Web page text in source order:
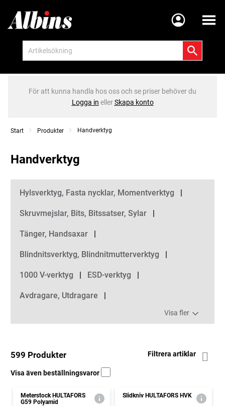
Meny
För att kunna handla hos oss och se priser behöver du
Logga in ellerSkapa konto
Start Produkter Handverktyg
Handverktyg
Kategorier
Hylsverktyg, Fasta nycklar, Momentverktyg
Skruvmejslar, Bits, Bitssatser, Sylar
Tänger, Handsaxar
Blindnitsverktyg, Blindnitmutterverktyg
1000 V-verktyg ESD-verktyg
Avdragare, Utdragare
Visa fler
599 Produkter Filtrera artiklar
Visa även beställningsvaror
Meterstock HULTAFORS
G59 Polyamid
Slidkniv HULTAFORS HVK